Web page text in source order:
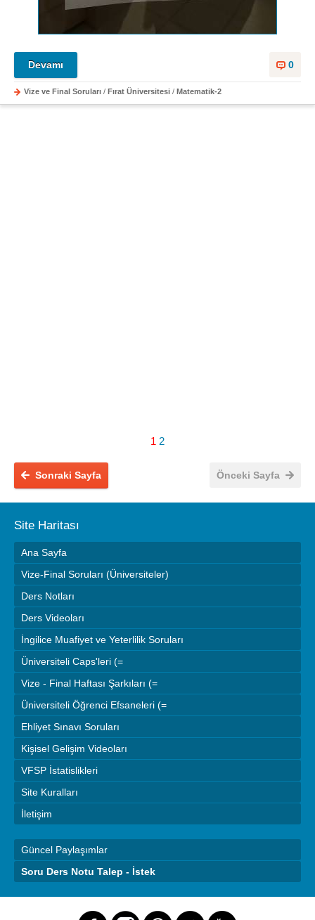
0
Devamı
Vize ve Final Soruları / Fırat Üniversitesi / Matematik-2
1 2
Önceki Sayfa
Sonraki Sayfa
Site Haritası
Ana Sayfa
Vize-Final Soruları (Üniversiteler)
Ders Notları
Ders Videoları
İngilice Muafiyet ve Yeterlilik Soruları
Üniversiteli Caps'leri (=
Vize - Final Haftası Şarkıları (=
Üniversiteli Öğrenci Efsaneleri (=
Ehliyet Sınavı Soruları
Kişisel Gelişim Videoları
VFSP İstatislikleri
Site Kuralları
İletişim
Güncel Paylaşımlar
Soru Ders Notu Talep - İstek